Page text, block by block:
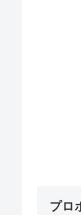
プロ